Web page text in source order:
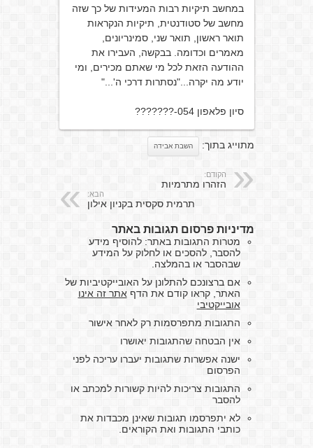
במחשב תיקיות רבות המעידות של כך שזה
מחשב של סטודנטית, תיקיות הנקראות
תואר ראשון, תואר שני, סמינריונים,
מאמרים וכדומה. בבקשה, העבירו את
ההודעה הזאת לכל מי שאתם מכירים, ומי
יודע מה יקרה..."נסתרות דרכי ה'..."
סיון פלאפון 054-???????
מתוייג בתוך: השבת אבידה
הקודם:
הזהרו מתרמיות
הבא:
תרמית סקסית בקניון אילון
מדיניות פרסום תגובות באתר
מטרות התגובות באתר: להוסיף מידע
להסבר, להסכים או לחלוק על המידע
שבהסבר או בהמלצה.
אם ברצונכם להתלונן על האובייקטיביות של
האתר, קראו קודם את הדףאתר זה אינו
אובייקטיבי
התגובות מתפרסמות רק לאחר אישור
אין הבטחה שהתגובות יאושרו
ישנה אפשרות שתגובות יעברו עריכה לפני
הפרסום
התגובות צריכות להיות קשורות למכתב או
להסבר
לא יתפרסמו תגובות שאינן מכבדות את
כותבי התגובות ואת הקוראים.